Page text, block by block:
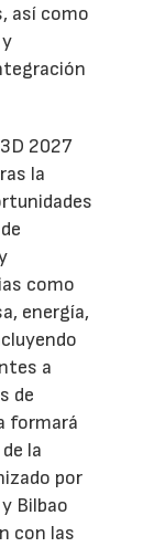
así como
2027
la
como
energía,
a
de
formará
la
por
Bilbao
con las